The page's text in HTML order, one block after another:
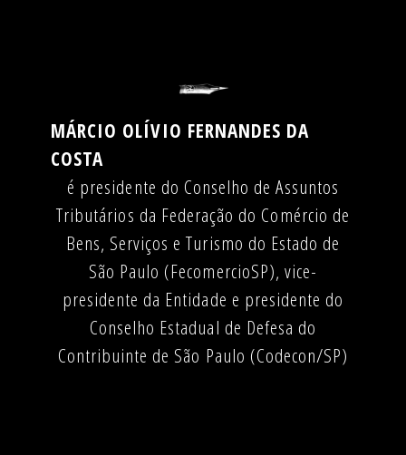
MÁRCIO OLÍVIO FERNANDES DA
COSTA
é presidente do Conselho de Assuntos
Tributários da Federação do Comércio de
Bens, Serviços e Turismo do Estado de
São Paulo (FecomercioSP), vice-
presidente da Entidade e presidente do
Conselho Estadual de Defesa do
Contribuinte de São Paulo (Codecon/SP)